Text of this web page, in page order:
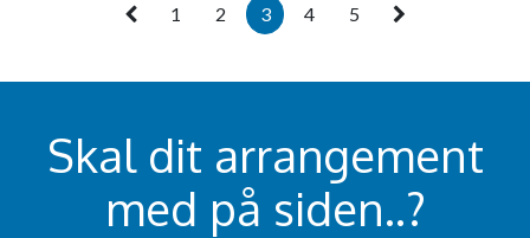
1 2 3 4 5
Skal dit arrangement
med på siden..?